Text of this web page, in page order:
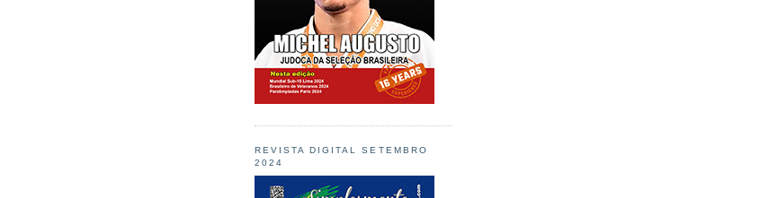
REVISTA DIGITAL SETEMBRO
2024